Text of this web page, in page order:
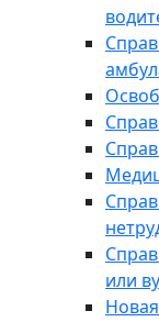
или